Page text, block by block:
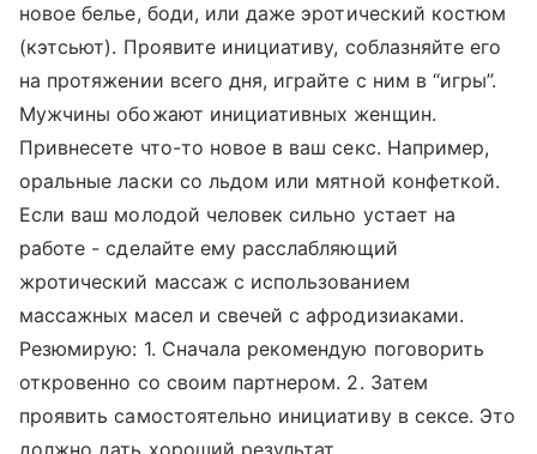
новое белье, боди, или даже эротический костюм
(кэтсьют). Проявите инициативу, соблазняйте его
на протяжении всего дня, играйте с ним в “игры”.
Мужчины обожают инициативных женщин.
Привнесете что-то новое в ваш секс. Например,
оральные ласки со льдом или мятной конфеткой.
Если ваш молодой человек сильно устает на
работе - сделайте ему расслабляющий
жротический массаж с использованием
массажных масел и свечей с афродизиаками.
Резюмирую: 1. Сначала рекомендую поговорить
откровенно со своим партнером. 2. Затем
проявить самостоятельно инициативу в сексе. Это
должно дать хороший результат.